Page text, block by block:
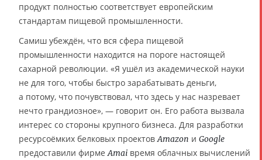
продукт полностью соответствует европейским
стандартам пищевой промышленности.
Самиш убеждён, что вся сфера пищевой
промышленности находится на пороге настоящей
сахарной революции. «Я ушёл из академической науки
не для того, чтобы быстро зарабатывать деньги,
а потому, что почувствовал, что здесь у нас назревает
нечто грандиозное», — говорит он. Его работа вызвала
интерес со стороны крупного бизнеса. Для разработки
ресурсоёмких белковых проектов Amazon и Google
предоставили фирме Amai время облачных вычислений